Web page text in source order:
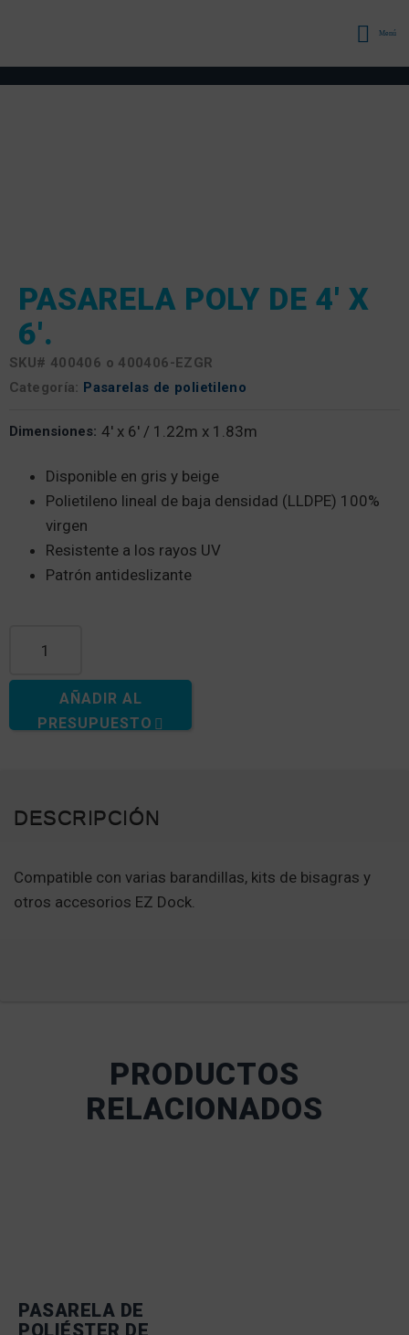
Menú
PASARELA POLY DE 4′ X
6′.
SKU# 400406 o 400406-EZGR
Categoría: Pasarelas de polietileno
Dimensiones: 4' x 6' / 1.22m x 1.83m
Disponible en gris y beige
Polietileno lineal de baja densidad (LLDPE) 100%
virgen
Resistente a los rayos UV
Patrón antideslizante
AÑADIR AL
PRESUPUESTO
DESCRIPCIÓN
Compatible con varias barandillas, kits de bisagras y
otros accesorios EZ Dock.
PRODUCTOS
RELACIONADOS
PASARELA DE
POLIÉSTER DE